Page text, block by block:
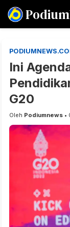
Ini
G20
Oleh Podiumnews •